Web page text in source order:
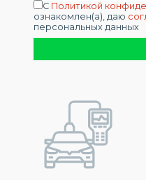
С Политикой
ознакомлен(а), даю
персональных данных